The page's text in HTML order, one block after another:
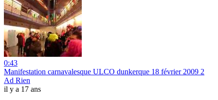
0:43
Manifestation carnavalesque ULCO dunkerque 18 février 2009 2
Ad Rien
il y a 17 ans